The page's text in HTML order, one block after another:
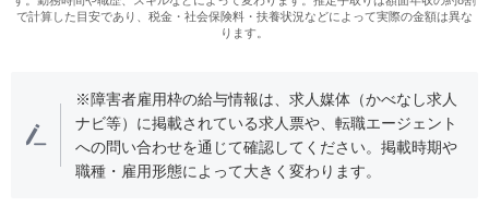
で計算した目安であり、税金・社会保険料・扶養状況などによって実際の金額は異な
ります。
※障害者雇用枠の給与情報は、求人媒体（かべなし求人
ナビ等）に掲載されている求人票や、転職エージェント
への問い合わせを通じて確認してください。掲載時期や
職種・雇用形態によって大きく変わります。